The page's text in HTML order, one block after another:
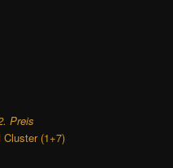
Preis
(1+7)